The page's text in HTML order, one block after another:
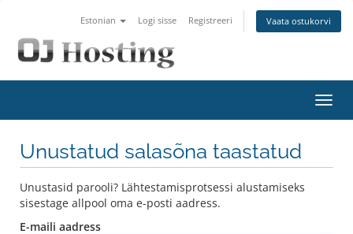
Estonian Logi sisse Registreeri Vaata ostukorvi
Unustatud salasõna taastatud
Unustasid parooli? Lähtestamisprotsessi alustamiseks
sisestage allpool oma e-posti aadress.
E-maili aadress